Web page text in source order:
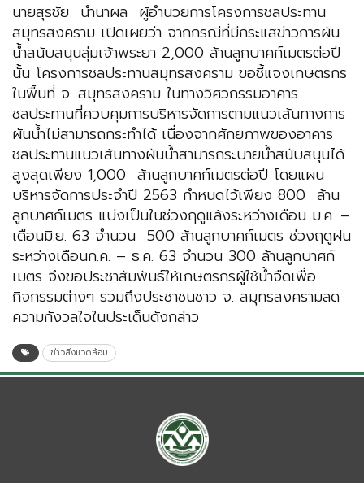
นายสุรชัย นำนาผล ผู้อำนวยการโครงการชลประทาน
สมุทรสงคราม เปิดเผยว่า จากกรณีที่มีกระแสข่าวการผัน
น้ำสนับสนุนลุ่มเจ้าพระยา 2,000 ล้านลูกบาศก์เมตรต่อปี
นั้น โครงการชลประทานสมุทรสงคราม ขอชี้แจงเกษตรกร
ในพื้นที่ จ. สมุทรสงคราม ในทางวิศวกรรมอาคาร
ชลประทานที่ควบคุมการบริหารจัดการตามแนวเส้นทางการ
ผันน้ำไม่สามารถกระทำได้ เนื่องจากศักยภาพของอาคาร
ชลประทานแนวเส้นทางผันน้ำสามารถระบายน้ำสนับสนุนได้
สูงสุดเพียง 1,000 ล้านลูกบาศก์เมตรต่อปี โดยแผน
บริหารจัดการประจำปี 2563 กำหนดไว้เพียง 800 ล้าน
ลูกบาศก์เมตร แบ่งเป็นในช่วงฤดูแล้งระหว่างเดือน ม.ค. –
เดือนมิ.ย. 63 จำนวน 500 ล้านลูกบาศก์เมตร ช่วงฤดูฝน
ระหว่างเดือนก.ค. – ธ.ค. 63 จำนวน 300 ล้านลูกบาศก์
เมตร จึงขอประชาสัมพันธ์ให้เกษตรกรผู้ใช้น้ำจืดเพื่อ
กิจกรรมต่างๆ รวมถึงประชาชนชาว จ. สมุทรสงครามลด
ความกังวลใจในประเด็นดังกล่าว
ข่าวสิ่งแวดล้อม